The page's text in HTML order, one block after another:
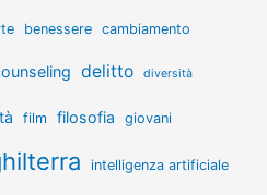
benessere cambiamento
delitto diversità
film filosofia giovani
intelligenza artificiale